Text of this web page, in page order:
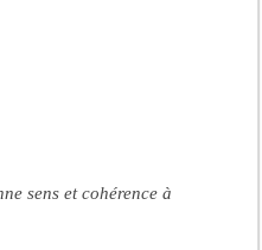
sens et cohérence à